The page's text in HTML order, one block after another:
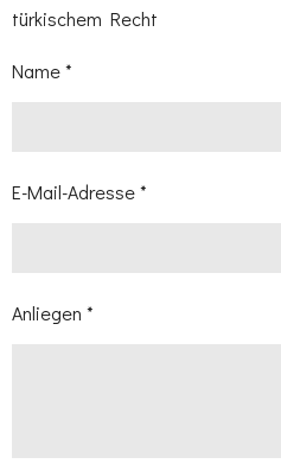
türkischem Recht
Name *
E-Mail-Adresse *
Anliegen *